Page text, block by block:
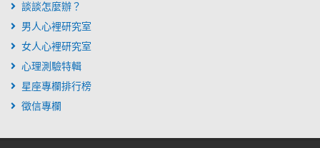
談談怎麼辦？
男人心裡研究室
女人心裡研究室
心理測驗特輯
星座專欄排行榜
徵信專欄